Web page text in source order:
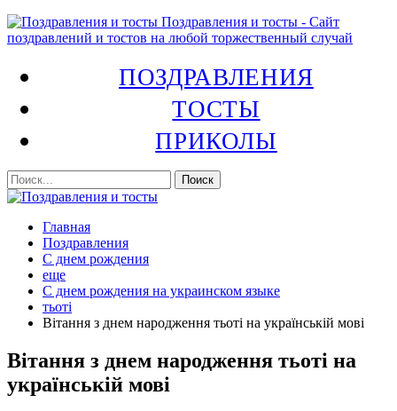
Поздравления и тосты - Сайт
поздравлений и тостов на любой торжественный случай
ПОЗДРАВЛЕНИЯ
ТОСТЫ
ПРИКОЛЫ
Главная
Поздравления
С днем рождения
еще
С днем рождения на украинском языке
тьоті
Вітання з днем народження тьоті на українській мові
Вітання з днем народження тьоті на
українській мові